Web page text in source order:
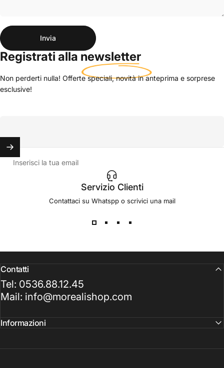
Invia
Invia
Registrati alla newsletter
Non perderti nulla! Offerte speciali, novità in anteprima e sorprese
esclusive!
Inserisci la tua email
Servizio Clienti
Contattaci su Whatspp o scrivici una mail
Contatti
Tel: 0536.88.12.45
Mail: info@morealishop.com
Informazioni